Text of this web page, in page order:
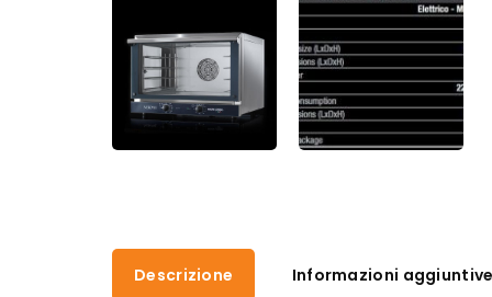
Descrizione Informazioni aggiuntive